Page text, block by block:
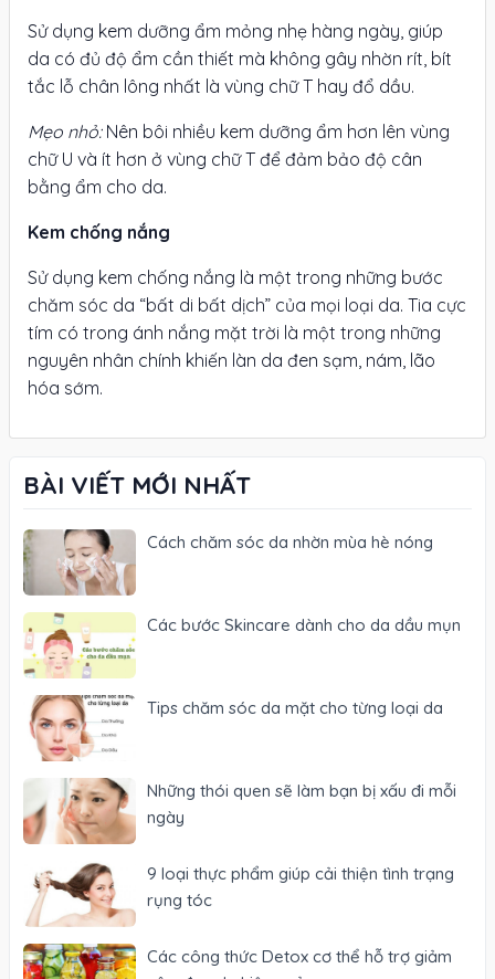
Sử dụng kem dưỡng ẩm mỏng nhẹ hàng ngày, giúp
da có đủ độ ẩm cần thiết mà không gây nhờn rít, bít
tắc lỗ chân lông nhất là vùng chữ T hay đổ dầu.
Mẹo nhỏ: Nên bôi nhiều kem dưỡng ẩm hơn lên vùng
chữ U và ít hơn ở vùng chữ T để đảm bảo độ cân
bằng ẩm cho da.
Kem chống nắng
Sử dụng kem chống nắng là một trong những bước
chăm sóc da “bất di bất dịch” của mọi loại da. Tia cực
tím có trong ánh nắng mặt trời là một trong những
nguyên nhân chính khiến làn da đen sạm, nám, lão
hóa sớm.
BÀI VIẾT MỚI NHẤT
Cách chăm sóc da nhờn mùa hè nóng
Các bước Skincare dành cho da dầu mụn
Tips chăm sóc da mặt cho từng loại da
Những thói quen sẽ làm bạn bị xấu đi mỗi
ngày
9 loại thực phẩm giúp cải thiện tình trạng
rụng tóc
Các công thức Detox cơ thể hỗ trợ giảm